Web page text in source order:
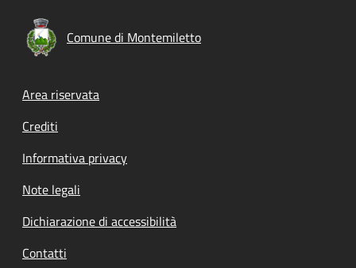
Comune di Montemiletto
Footer menu
Area riservata
Crediti
Informativa privacy
Note legali
Dichiarazione di accessibilità
Contatti